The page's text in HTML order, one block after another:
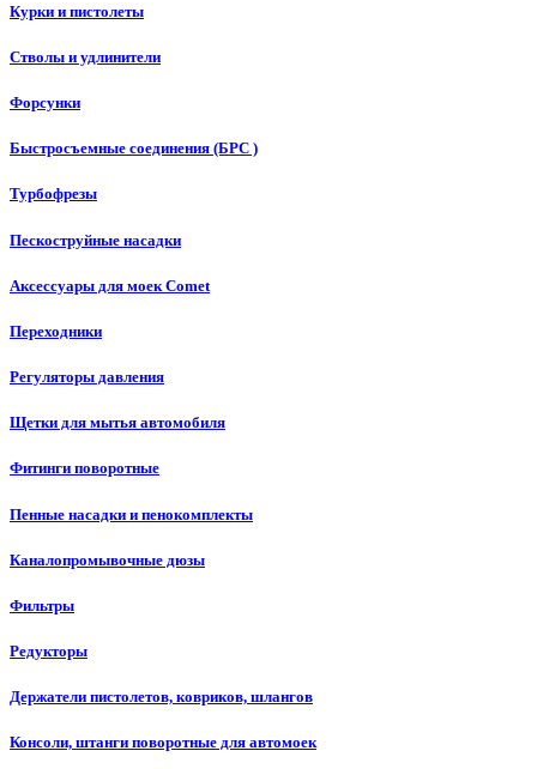
Курки и пистолеты
Стволы и удлинители
Форсунки
Быстросъемные соединения (БРС )
Турбофрезы
Пескоструйные насадки
Аксессуары для моек Comet
Переходники
Регуляторы давления
Щетки для мытья автомобиля
Фитинги поворотные
Пенные насадки и пенокомплекты
Каналопромывочные дюзы
Фильтры
Редукторы
Держатели пистолетов, ковриков, шлангов
Консоли, штанги поворотные для автомоек